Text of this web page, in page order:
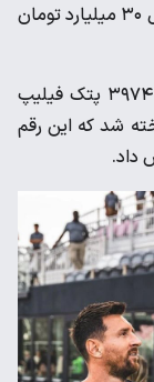
ساعت مچی لیونل مسی «۵۰۰ هزار دلار» معادل ۳۰ میلیارد تومان
اسپورت گزارش می‌دهد که ساعت مچی مدل ۳۹۷۴ پتک فیلیپ
دلار» فروخته شد که این رقم
داد.